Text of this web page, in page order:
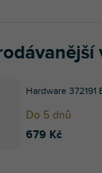
Hardware 372191
Do 5 dnů
679 Kč